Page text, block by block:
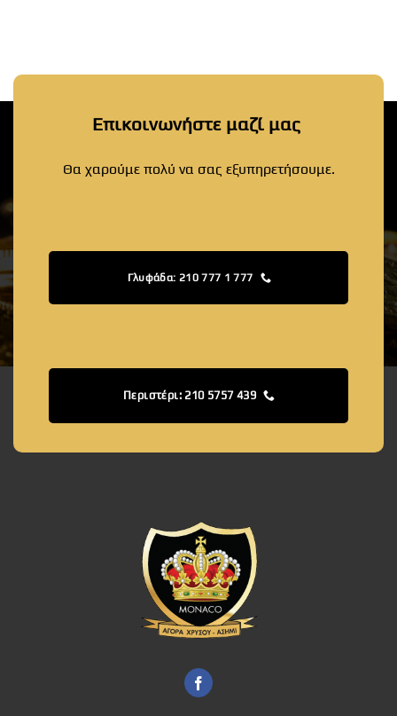
Επικοινωνήστε μαζί μας
Θα χαρούμε πολύ να σας εξυπηρετήσουμε.
Γλυφάδα: 210 777 1 777
Περιστέρι: 210 5757 439